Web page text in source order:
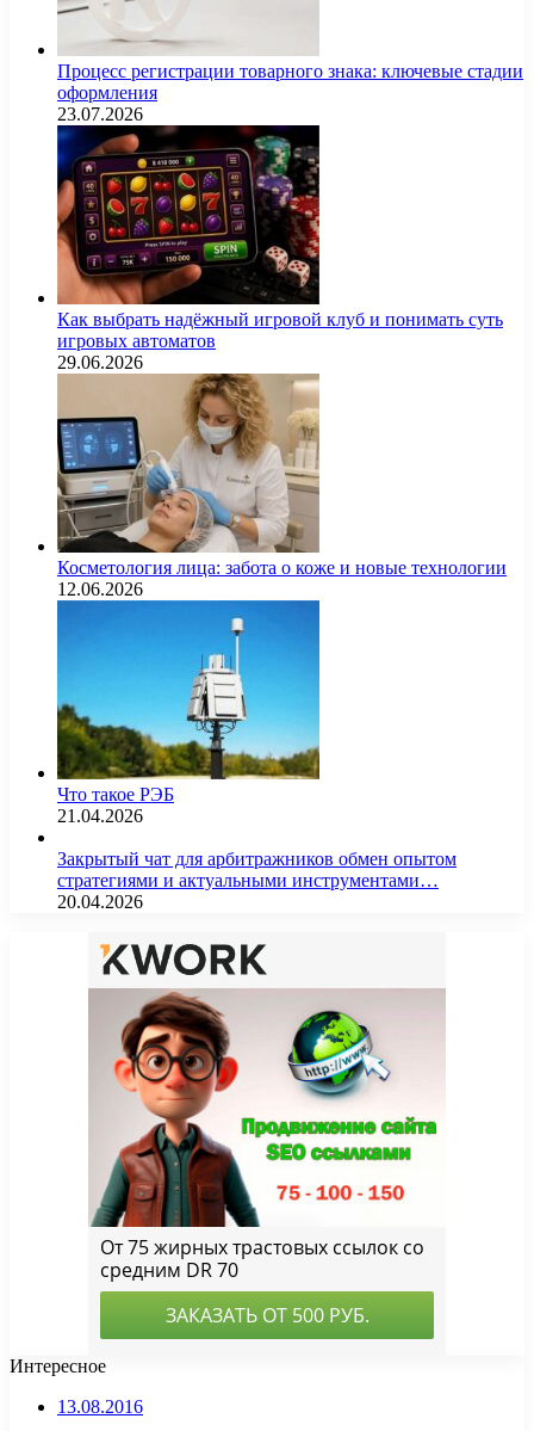
Процесс регистрации товарного знака: ключевые стадии
оформления
23.07.2026
Как выбрать надёжный игровой клуб и понимать суть
игровых автоматов
29.06.2026
Косметология лица: забота о коже и новые технологии
12.06.2026
Что такое РЭБ
21.04.2026
Закрытый чат для арбитражников обмен опытом
стратегиями и актуальными инструментами…
20.04.2026
Интересное
13.08.2016